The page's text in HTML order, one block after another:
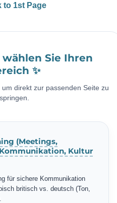
to 1st Page
Sie Ihren
✨
, um direkt zur passenden Seite zu
springen.
(Meetings,
Kultur
für sichere Kommunikation
britisch vs. deutsch (Ton,